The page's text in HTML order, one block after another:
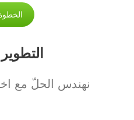
الخطوة
نهندس الحلّ مع